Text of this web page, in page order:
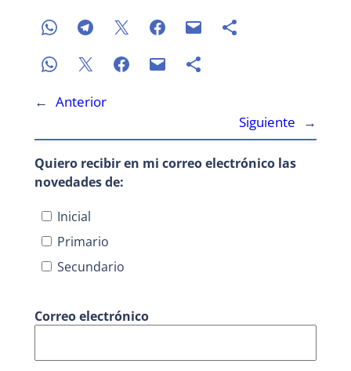
← Anterior
Siguiente
→
Quiero recibir en mi correo electrónico las
novedades de:
Inicial
Primario
Secundario
Correo electrónico